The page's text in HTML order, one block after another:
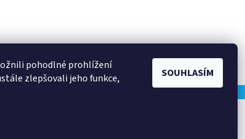
pohodlné prohlížení
zlepšovali jeho funkce,
SOUHLASÍM